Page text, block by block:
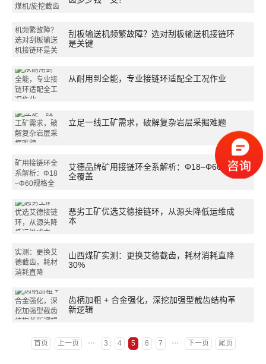
刮板输送机频繁故障？选对刮板输送机接链环
是关键
从耐用到全能，专业接链环适配全工况作业
立足一线工矿需求，破解复杂岩层采掘难题
艾德品牌矿用接链环全系解析：Φ18–Φ60规格
全覆盖
恶劣工矿优选艾德接链环，从源头降低运维成
本
山西煤矿实测：更换艾德截齿，耗材消耗直降
30%
齿柄加粗 + 合金强化，深挖加强型截齿结构革
新逻辑
首页 上一页 ··· 3 4 5 6 7 ··· 下一页 尾页